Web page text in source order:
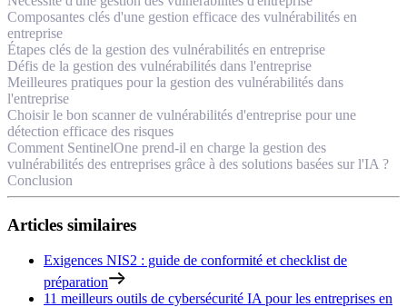
Composantes clés d'une gestion efficace des vulnérabilités en
entreprise
Étapes clés de la gestion des vulnérabilités en entreprise
Défis de la gestion des vulnérabilités dans l'entreprise
Meilleures pratiques pour la gestion des vulnérabilités dans
l'entreprise
Choisir le bon scanner de vulnérabilités d'entreprise pour une
détection efficace des risques
Comment SentinelOne prend-il en charge la gestion des
vulnérabilités des entreprises grâce à des solutions basées sur l'IA ?
Conclusion
Articles similaires
Exigences NIS2 : guide de conformité et checklist de
préparation
11 meilleurs outils de cybersécurité IA pour les entreprises en